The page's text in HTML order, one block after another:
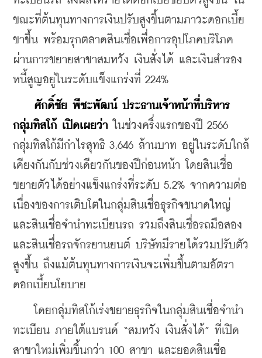
ขณะที่ต้นทุนทางการเงินปรับสูงขึ้นตามภาวะดอกเบี้ย
ขาขึ้น พร้อมรุกตลาดสินเชื่อเพื่อการอุปโภคบริโภค
ผ่านการขยายสาขาสมหวัง เงินสั่งได้ และเงินสำรอง
หนี้สูญอยู่ในระดับแข็งแกร่งที่ 224%
ศักดิ์ชัย พีชะพัฒน์ ประธานเจ้าหน้าที่บริหาร
กลุ่มทิสโก้ เปิดเผยว่า ในช่วงครึ่งแรกของปี 2566
กลุ่มทิสโก้มีกำไรสุทธิ 3,646 ล้านบาท อยู่ในระดับใกล้
เคียงกันกับช่วงเดียวกันของปีก่อนหน้า โดยสินเชื่อ
ขยายตัวได้อย่างแข็งแกร่งที่ระดับ 5.2% จากความต่อ
เนื่องของการเติบโตในกลุ่มสินเชื่อธุรกิจขนาดใหญ่
และสินเชื่อจำนำทะเบียนรถ รวมถึงสินเชื่อรถมือสอง
และสินเชื่อรถจักรยานยนต์ บริษัทมีรายได้รวมปรับตัว
สูงขึ้น ถึงแม้ต้นทุนทางการเงินจะเพิ่มขึ้นตามอัตรา
ดอกเบี้ยนโยบาย
โดยกลุ่มทิสโก้เร่งขยายธุรกิจในกลุ่มสินเชื่อจำนำ
ทะเบียน ภายใต้แบรนด์ “สมหวัง เงินสั่งได้” ที่เปิด
สาขาใหม่เพิ่มขึ้นกว่า 100 สาขา และยอดสินเชื่อ